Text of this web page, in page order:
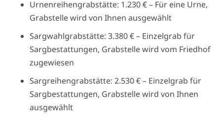
Urnenreihengrabstätte: 1.230 € – Für eine Urne,
Grabstelle wird von Ihnen ausgewählt
Sargwahlgrabstätte: 3.380 € – Einzelgrab für
Sargbestattungen, Grabstelle wird vom Friedhof
zugewiesen
Sargreihengrabstätte: 2.530 € – Einzelgrab für
Sargbestattungen, Grabstelle wird von Ihnen
ausgewählt